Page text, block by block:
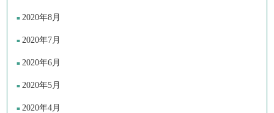
2020年8月
2020年7月
2020年6月
2020年5月
2020年4月